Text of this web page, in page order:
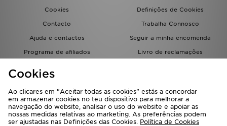
Cookies
Definições de Cookies
Contacto
Trabalha Connosco
Ajuda e contactos
Seguir a minha encomenda
Programa de afiliados
Livro de reclamações
Cookies
Ao clicares em "Aceitar todas as cookies" estás a concordar
em armazenar cookies no teu dispositivo para melhorar a
navegação do website, analisar o uso do website e apoiar as
nossas medidas relativas ao marketing. As preferências podem
ser ajustadas nas Definições das Cookies. Política de Cookies